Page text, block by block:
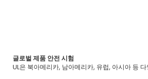
글로벌 제품 안전 시험
UL은 북아메리카, 남아메리카, 유럽, 아시아 등